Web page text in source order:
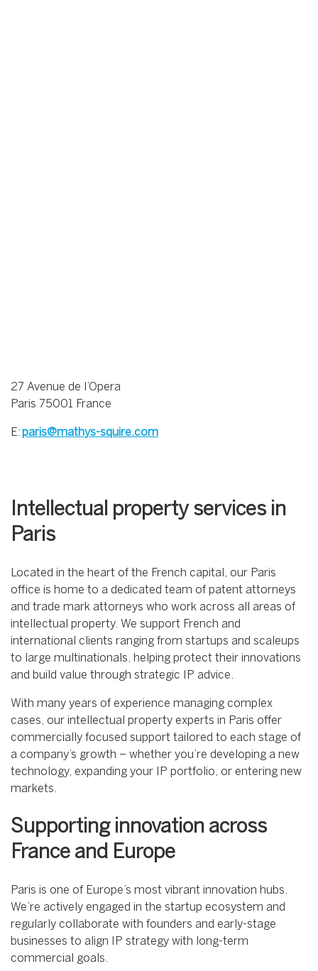
27 Avenue de l’Opera
Paris 75001 France
E: paris@mathys-squire.com
Intellectual property services in
Paris
Located in the heart of the French capital, our Paris
office is home to a dedicated team of patent attorneys
and trade mark attorneys who work across all areas of
intellectual property. We support French and
international clients ranging from startups and scaleups
to large multinationals, helping protect their innovations
and build value through strategic IP advice.
With many years of experience managing complex
cases, our intellectual property experts in Paris offer
commercially focused support tailored to each stage of
a company’s growth – whether you’re developing a new
technology, expanding your IP portfolio, or entering new
markets.
Supporting innovation across
France and Europe
Paris is one of Europe’s most vibrant innovation hubs.
We’re actively engaged in the startup ecosystem and
regularly collaborate with founders and early-stage
businesses to align IP strategy with long-term
commercial goals.